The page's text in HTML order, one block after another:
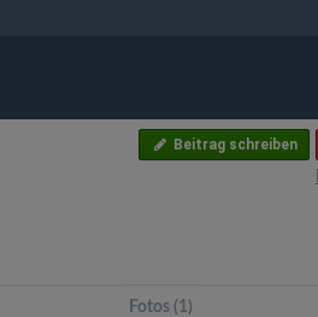
Beitrag schreiben
Fotos (1)